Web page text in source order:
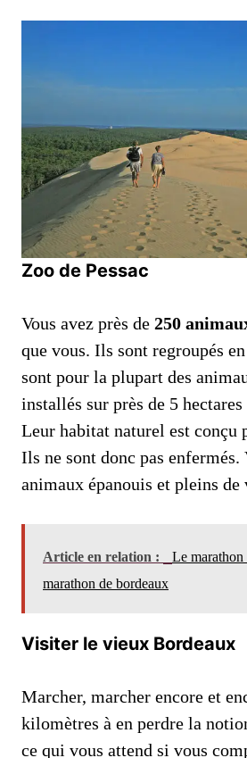
Zoo de Pessac
Vous avez près de 250
que vous. Ils sont regroupés
sont pour la plupart des
installés sur près de 5 hectares
Leur habitat naturel est conçu
Ils ne sont donc pas enfermés.
animaux épanouis et pleins de
Article en relation :
Le
marathon de bordeaux
Visiter le vieux Bordeaux
Marcher, marcher encore et
kilomètres à en perdre la
ce qui vous attend si vous